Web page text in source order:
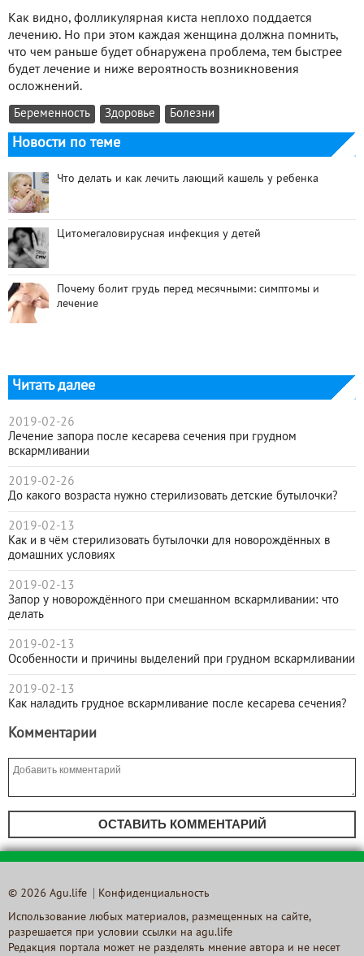
Как видно, фолликулярная киста неплохо поддается
лечению. Но при этом каждая женщина должна помнить,
что чем раньше будет обнаружена проблема, тем быстрее
будет лечение и ниже вероятность возникновения
осложнений.
Беременность Здоровье Болезни
Новости по теме
Что делать и как лечить лающий кашель у ребенка
Цитомегаловирусная инфекция у детей
Почему болит грудь перед месячными: симптомы и
лечение
Читать далее
2019-02-26
Лечение запора после кесарева сечения при грудном
вскармливании
2019-02-26
До какого возраста нужно стерилизовать детские бутылочки?
2019-02-13
Как и в чём стерилизовать бутылочки для новорождённых в
домашних условиях
2019-02-13
Запор у новорождённого при смешанном вскармливании: что
делать
2019-02-13
Особенности и причины выделений при грудном вскармливании
2019-02-13
Как наладить грудное вскармливание после кесарева сечения?
Комментарии
ОСТАВИТЬ КОММЕНТАРИЙ
© 2026 Agu.life Конфиденциальность
Использование любых материалов, размещенных на сайте,
разрешается при условии ссылки на agu.life
Редакция портала может не разделять мнение автора и не несет